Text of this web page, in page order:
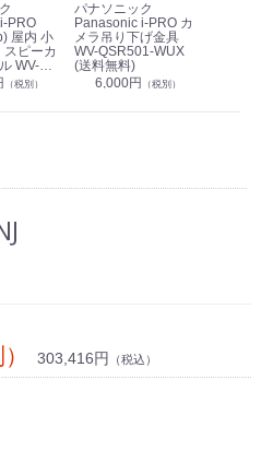
PRO
屋内 小
スピーカ
WV-
(送料無
（税別）
パナソニック
Panasonic i-PRO カ
メラ吊り下げ金具
WV-QSR501-WUX
(送料無料)
6,000円 （税別）
303,416円 （税込）